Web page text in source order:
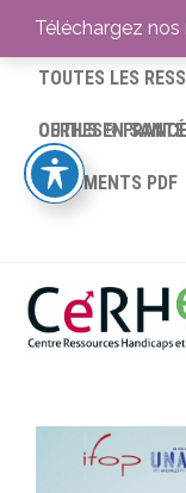
ACCUEIL
TOUTES LES
CERHES®
OUTILS EN
DOCUMENTS PDF
Téléchargez